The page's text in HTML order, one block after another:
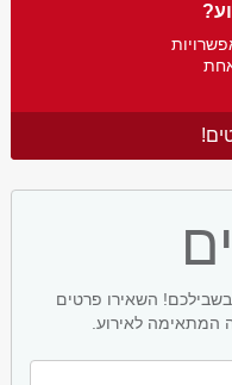
השאירו פרטים
לאירוע.